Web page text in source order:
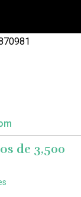
Home
de 3,500